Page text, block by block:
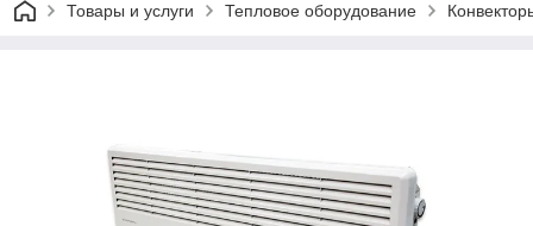
Товары и услуги Тепловое оборудование